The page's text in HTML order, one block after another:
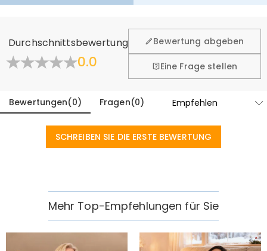
fühlen. Deshalb bieten wir Ihnen 60 Tage Rückgaberecht.
Durchschnittsbewertung
0.0
Bewertung abgeben
Eine Frage stellen
Bewertungen(0) Fragen(0)
SCHREIBEN SIE DIE ERSTE BEWERTUNG
Mehr Top-Empfehlungen für Sie